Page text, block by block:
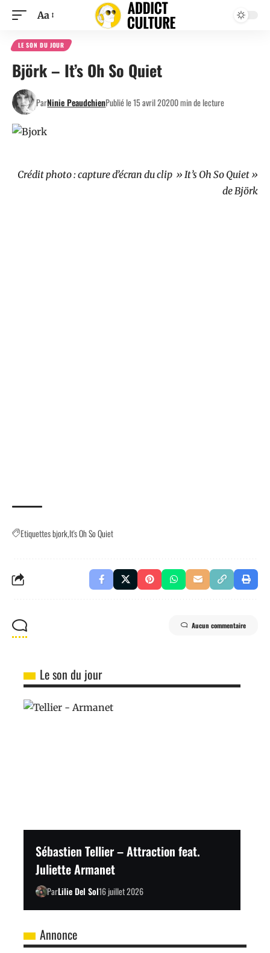
Aa
LE SON DU JOUR
Björk – It’s Oh So Quiet
ParNinie PeaudchienPublié le 15 avril 20200 min de lecture
Crédit photo : capture d’écran du clip » It’s Oh So Quiet »
de Björk
EtiquettesbjorkIt's Oh So Quiet
Aucun commentaire
Le son du jour
Sébastien Tellier – Attraction feat.
Juliette Armanet
ParLilie Del Sol16 juillet 2026
Annonce